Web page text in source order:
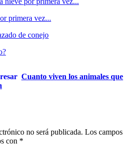
primera vez...
Cuanto viven los animales que
no será publicada. Los campos
con *